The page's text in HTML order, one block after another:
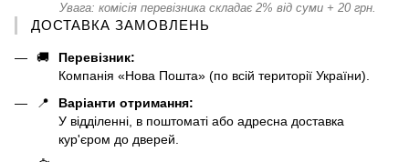
Увага: комісія перевізника складає 2% від суми + 20 грн.
ДОСТАВКА ЗАМОВЛЕНЬ
🚚
Перевізник:
Компанія «Нова Пошта» (по всій території України).
📍
Варіанти отримання:
У відділенні, в поштоматі або адресна доставка
кур'єром до дверей.